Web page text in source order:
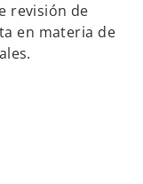
revisión de
en materia de